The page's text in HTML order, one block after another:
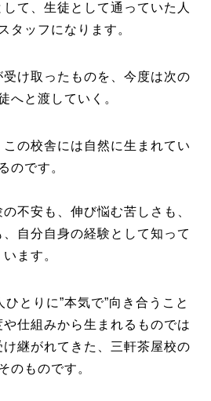
て、生徒として通っていた人
タッフになります。
け取ったものを、今度は次の
へと渡していく。
の校舎には自然に生まれてい
るのです。
不安も、伸び悩む苦しさも、
自分自身の経験として知って
います。
とりに”本気で”向き合うこと
仕組みから生まれるものでは
継がれてきた、三軒茶屋校の
のものです。